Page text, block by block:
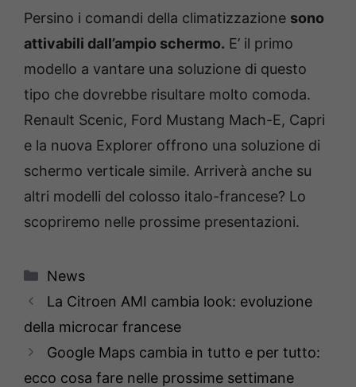
Persino i comandi della climatizzazione sono
attivabili dall’ampio schermo. E’ il primo
modello a vantare una soluzione di questo
tipo che dovrebbe risultare molto comoda.
Renault Scenic, Ford Mustang Mach-E, Capri
e la nuova Explorer offrono una soluzione di
schermo verticale simile. Arriverà anche su
altri modelli del colosso italo-francese? Lo
scopriremo nelle prossime presentazioni.
Categorie
News
La Citroen AMI cambia look: evoluzione
della microcar francese
Google Maps cambia in tutto e per tutto:
ecco cosa fare nelle prossime settimane